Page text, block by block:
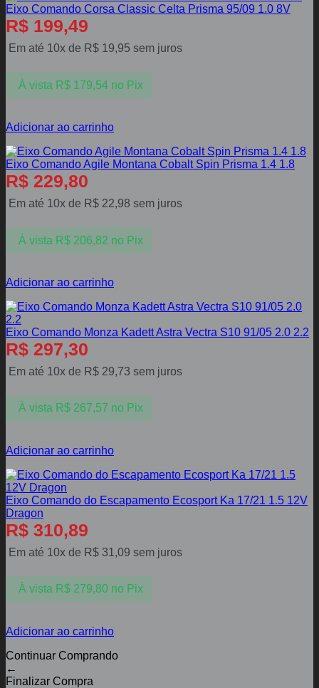
Eixo Comando Corsa Classic Celta Prisma 95/09 1.0 8V
R$ 199,49
Em até 10x de R$ 19,95 sem juros
À vista R$179,54 no Pix
Adicionar ao carrinho
Eixo Comando Agile Montana Cobalt Spin Prisma 1.4 1.8
R$ 229,80
Em até 10x de R$ 22,98 sem juros
À vista R$206,82 no Pix
Adicionar ao carrinho
Eixo Comando Monza Kadett Astra Vectra S10 91/05 2.0 2.2
R$ 297,30
Em até 10x de R$ 29,73 sem juros
À vista R$267,57 no Pix
Adicionar ao carrinho
Eixo Comando do Escapamento Ecosport Ka 17/21 1.5 12V
Dragon
R$ 310,89
Em até 10x de R$ 31,09 sem juros
À vista R$279,80 no Pix
Adicionar ao carrinho
Continuar Comprando
←
Finalizar Compra